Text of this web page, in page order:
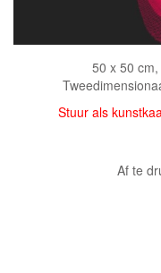
50 x 50
Stuur als
Af te